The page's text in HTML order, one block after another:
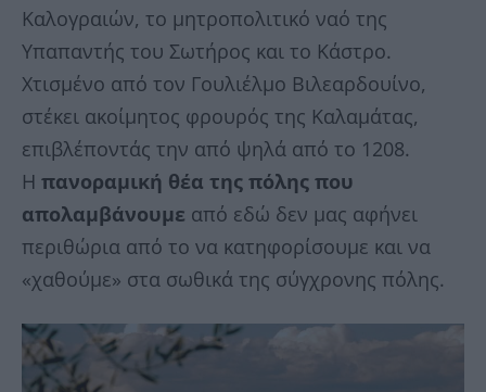
Καλογραιών, το μητροπολιτικό ναό της
Υπαπαντής του Σωτήρος και το Κάστρο.
Χτισμένο από τον Γουλιέλμο Βιλεαρδουίνο,
στέκει ακοίμητος φρουρός της Καλαμάτας,
επιβλέποντάς την από ψηλά από το 1208.
Η πανοραμική θέα της πόλης που
απολαμβάνουμε από εδώ δεν μας αφήνει
περιθώρια από το να κατηφορίσουμε και να
«χαθούμε» στα σωθικά της σύγχρονης πόλης.